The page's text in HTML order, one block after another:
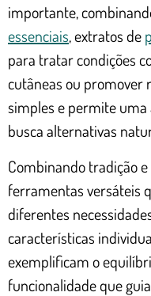
importante,
essenciais, extratos de
para tratar condições
cutâneas ou promover
simples e permite
busca alternativas
Combinando tradição
ferramentas versáteis
diferentes
características
exemplificam o
funcionalidade que